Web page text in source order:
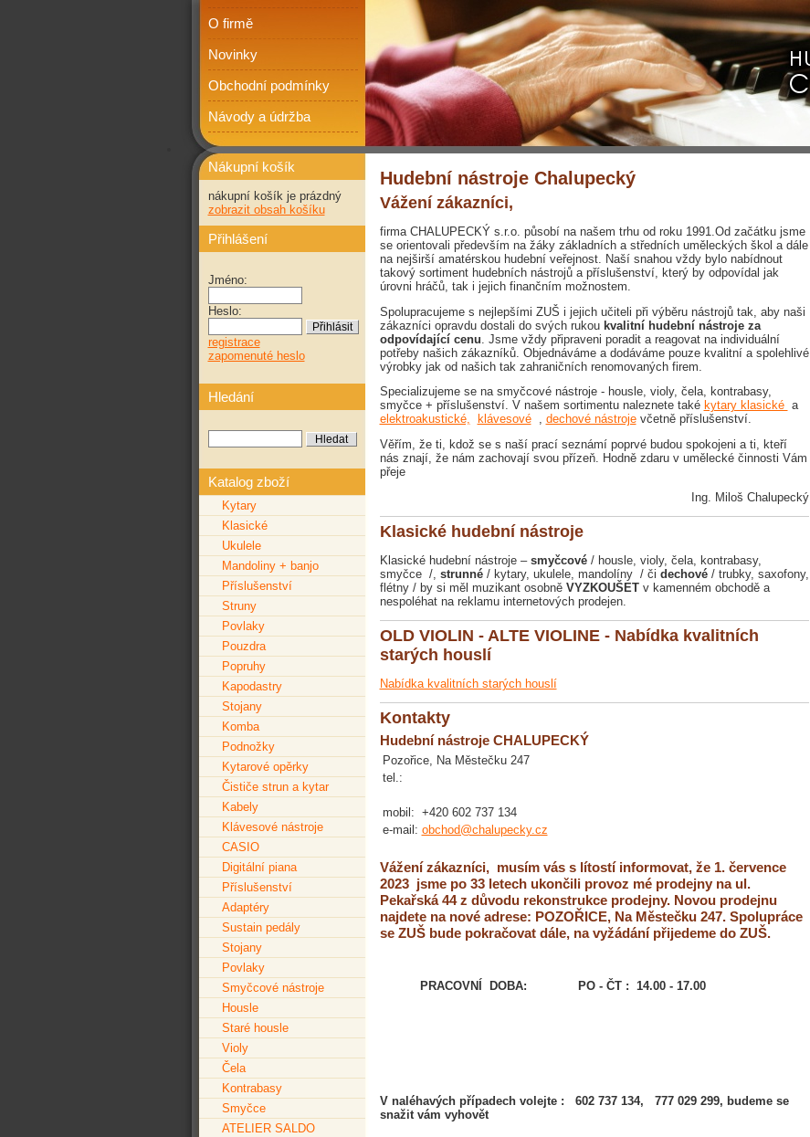
O firmě
Novinky
Obchodní podmínky
Návody a údržba
Nákupní košík
nákupní košík je prázdný
zobrazit obsah košíku
Přihlášení
Jméno:
Heslo:
registrace
zapomenuté heslo
Hledání
Katalog zboží
Kytary
Klasické
Ukulele
Mandoliny + banjo
Příslušenství
Struny
Povlaky
Pouzdra
Popruhy
Kapodastry
Stojany
Komba
Podnožky
Kytarové opěrky
Čističe strun a kytar
Kabely
Klávesové nástroje
CASIO
Digitální piana
Příslušenství
Adaptéry
Sustain pedály
Stojany
Povlaky
Smyčcové nástroje
Housle
Staré housle
Violy
Čela
Kontrabasy
Smyčce
ATELIER SALDO
Hudební nástroje Chalupecký
Vážení zákazníci,
firma CHALUPECKÝ s.r.o. působí na našem trhu od roku 1991.Od začátku jsme
se orientovali především na žáky základních a středních uměleckých škol a dále
na nejširší amatérskou hudební veřejnost. Naší snahou vždy bylo nabídnout
takový sortiment hudebních nástrojů a příslušenství, který by odpovídal jak
úrovni hráčů, tak i jejich finančním možnostem.
Spolupracujeme s nejlepšími ZUŠ i jejich učiteli při výběru nástrojů tak, aby naši
zákazníci opravdu dostali do svých rukou kvalitní hudební nástroje za
odpovídající cenu . Jsme vždy připraveni poradit a reagovat na individuální
potřeby našich zákazníků. Objednáváme a dodáváme pouze kvalitní a spolehlivé
výrobky jak od našich tak zahraničních renomovaných firem.
Specializujeme se na smyčcové nástroje - housle, violy, čela, kontrabasy,
smyčce + příslušenství. V našem sortimentu naleznete také kytary klasické a
elektroakustické,
klávesové, dechové nástrojevčetně příslušenství.
Věřím, že ti, kdož se s naší prací seznámí poprvé budou spokojeni a ti, kteří
nás znají, že nám zachovají svou přízeň. Hodně zdaru v umělecké činnosti Vám
přeje
Ing. Miloš Chalupecký
Klasické hudební nástroje
Klasické hudební nástroje –smyčcové/ housle, violy, čela, kontrabasy,
smyčce /, strunné/ kytary, ukulele, mandolíny / či dechové/ trubky, saxofony,
flétny / by si měl muzikant osobně VYZKOUŠETv kamenném obchodě a
nespoléhat na reklamu internetových prodejen.
OLD VIOLIN - ALTE VIOLINE - Nabídka kvalitních
starých houslí
Nabídka kvalitních starých houslí
Kontakty
Hudební nástroje CHALUPECKÝ
Pozořice, Na Městečku 247
tel.:
mobil: +420 602 737 134
e-mail: obchod@chalupecky.cz
Vážení zákazníci, musím vás s lítostí informovat, že 1. července
2023 jsme po 33 letech ukončili provoz mé prodejny na ul.
Pekařská 44 z důvodu rekonstrukce prodejny. Novou prodejnu
najdete na nové adrese: POZOŘICE, Na Městečku 247. Spolupráce
se ZUŠ bude pokračovat dále, na vyžádání přijedeme do ZUŠ.
PRACOVNÍ DOBA: PO - ČT : 14.00 - 17.00
V naléhavých případech volejte : 602 737 134, 777 029 299, budeme se
snažit vám vyhovět